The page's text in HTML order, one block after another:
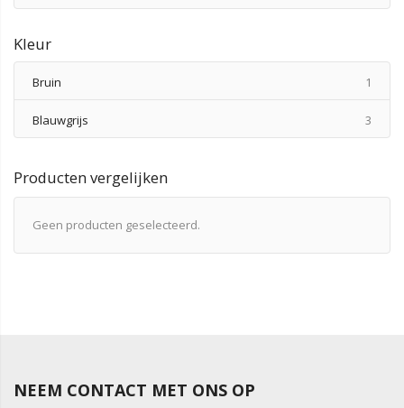
Kleur
Bruin 1
Blauwgrijs 3
Producten vergelijken
Geen producten geselecteerd.
NEEM CONTACT MET ONS OP